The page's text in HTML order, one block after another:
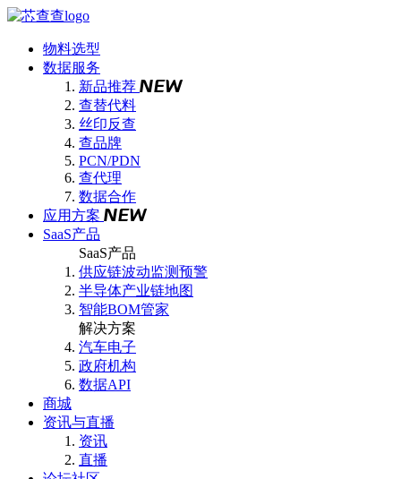
物料选型
数据服务
新品推荐
查替代料
丝印反查
查品牌
PCN/PDN
查代理
数据合作
应用方案
SaaS产品
SaaS产品
供应链波动监测预警
半导体产业链地图
智能BOM管家
解决方案
汽车电子
政府机构
数据API
商城
资讯与直播
资讯
直播